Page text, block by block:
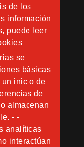
de los
información
puede leer
se
básicas
un inicio de
de
almacenan
- -
analíticas
interactúan